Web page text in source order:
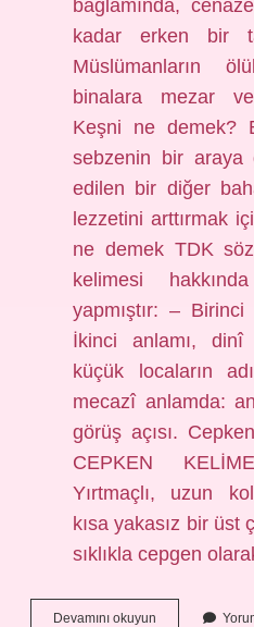
bağlamında,
kadar erken bir
Müslümanların
binalara mezar
Keşni ne demek?
sebzenin bir araya
edilen bir diğer
lezzetini arttırmak
ne demek TDK
kelimesi
yapmıştır: –
İkinci anlamı, dinî
küçük locaların
mecazî anlamda:
görüş açısı.
CEPKEN
Yırtmaçlı, uzun
kısa yakasız bir üst
sıklıkla cepgen
Devamını okuyun